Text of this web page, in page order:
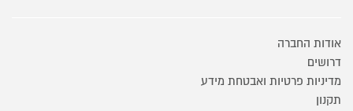
אודות החברה
דרושים
מדיניות פרטיות ואבטחת מידע
תקנון